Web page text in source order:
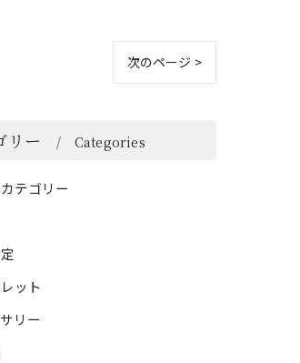
次のページ >
リー Categories
テゴリー
ット
リー